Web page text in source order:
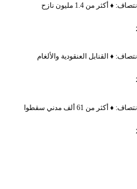
♦️
أكثر من 1.4 مليون نازح
♦️القنابل العنقودية والألغام
♦️
أكثر من 61 ألف مدني سقطوا